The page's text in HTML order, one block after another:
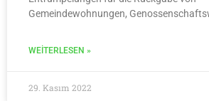
Gemeindewohnungen,
WEITERLESEN »
29. Kasım 2022